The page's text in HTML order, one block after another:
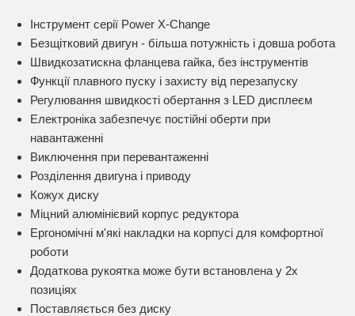
Інструмент серії Power X-Change
Безщітковий двигун - більша потужність і довша робота
Швидкозатискна фланцева гайка, без інструментів
Функції плавного пуску і захисту від перезапуску
Регулювання швидкості обертання з LED дисплеєм
Електроніка забезпечує постійні оберти при
навантаженні
Виключення при перевантаженні
Розділення двигуна і приводу
Кожух диску
Міцний алюмінієвий корпус редуктора
Ергономічні м'які накладки на корпусі для комфортної
роботи
Додаткова рукоятка може бути встановлена у 2х
позиціях
Поставляється без диску